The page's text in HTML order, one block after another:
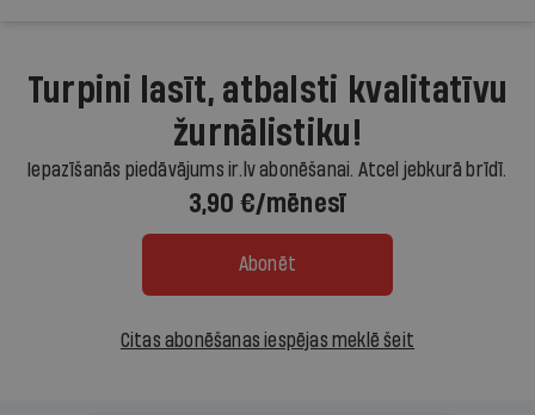
Turpini lasīt, atbalsti kvalitatīvu
žurnālistiku!
Iepazīšanās piedāvājums ir.lv abonēšanai. Atcel jebkurā brīdī.
3,90 €/mēnesī
Abonēt
Citas abonēšanas iespējas meklē šeit